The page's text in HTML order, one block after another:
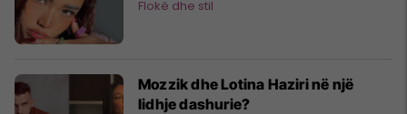
Flokë dhe stil
Mozzik dhe Lotina Haziri në një
lidhje dashurie?